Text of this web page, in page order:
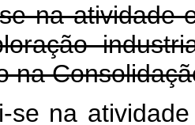
na atividade
na
na